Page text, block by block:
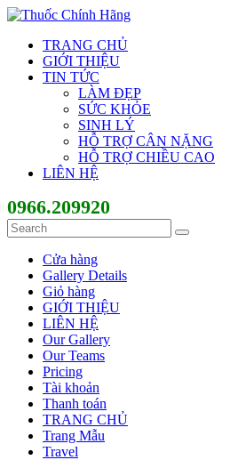
TRANG CHỦ
GIỚI THIỆU
TIN TỨC
LÀM ĐẸP
SỨC KHỎE
SINH LÝ
HỖ TRỢ CÂN NẶNG
HỖ TRỢ CHIỀU CAO
LIÊN HỆ
0966.209920
Cửa hàng
Gallery Details
Giỏ hàng
GIỚI THIỆU
LIÊN HỆ
Our Gallery
Our Teams
Pricing
Tài khoản
Thanh toán
TRANG CHỦ
Trang Mẫu
Travel